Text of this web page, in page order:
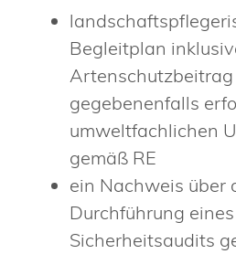
Begleitplan
Artenschutzbeitrag
gegebenenfalls
umweltfachlichen
gemäß RE
ein Nachweis über
Durchführung eines
Sicherheitsaudits